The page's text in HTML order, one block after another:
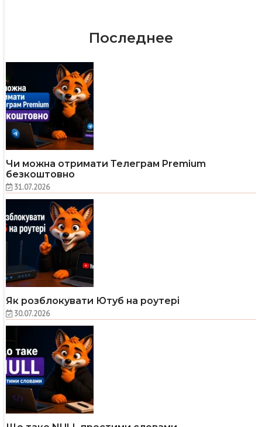
Последнее
Чи можна отримати Телеграм Premium
безкоштовно
31.07.2026
Як розблокувати Ютуб на роутері
30.07.2026